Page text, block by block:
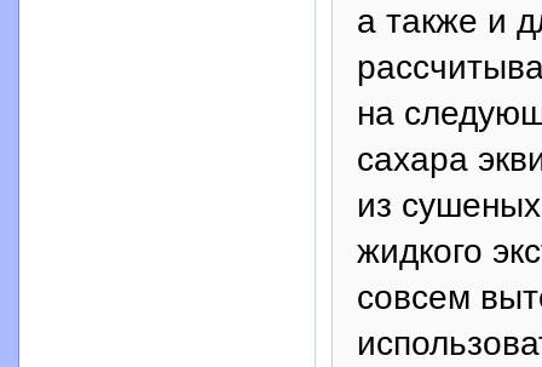
а также и
на
сахара
из
жидкого
совсем